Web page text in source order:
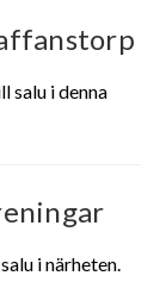
salu i denna
i närheten.